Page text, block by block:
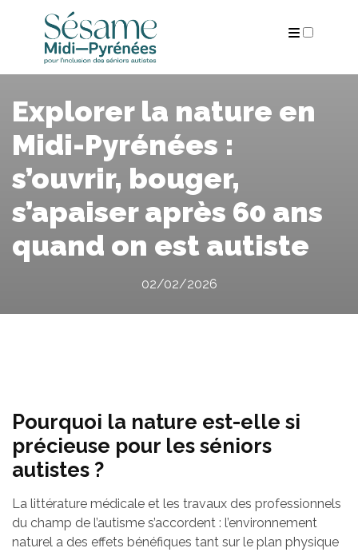
ARCHIVES
Explorer la nature en
Midi-Pyrénées :
s’ouvrir, bouger,
s’apaiser après 60 ans
quand on est autiste
02/02/2026
Pourquoi la nature est-elle si
précieuse pour les séniors
autistes ?
La littérature médicale et les travaux des professionnels
du champ de l’autisme s’accordent : l’environnement
naturel a des effets bénéfiques tant sur le plan physique